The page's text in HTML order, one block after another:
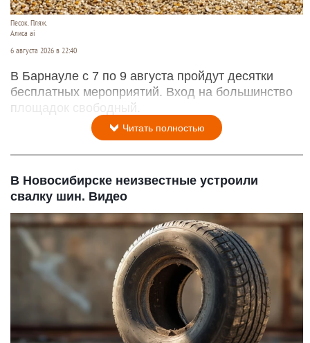
Песок. Пляж.
Алиса ai
6 августа 2026 в 22:40
В Барнауле с 7 по 9 августа пройдут десятки
бесплатных мероприятий. Вход на большинство
площадок свободный.
Читать полностью
В Новосибирске неизвестные устроили
свалку шин. Видео